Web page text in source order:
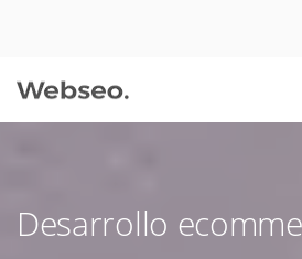
Desarrollo09:30 AM A 18:30 PM